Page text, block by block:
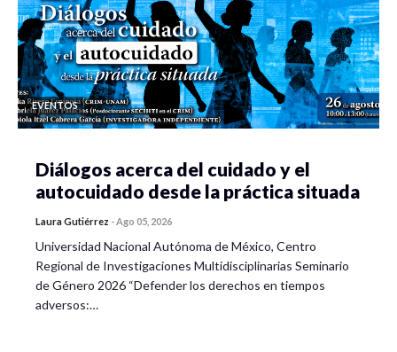
EVENTOS
Diálogos acerca del cuidado y el
autocuidado desde la práctica situada
Laura Gutiérrez -Ago 05, 2026
Universidad Nacional Autónoma de México, Centro
Regional de Investigaciones Multidisciplinarias Seminario
de Género 2026 “Defender los derechos en tiempos
adversos:…